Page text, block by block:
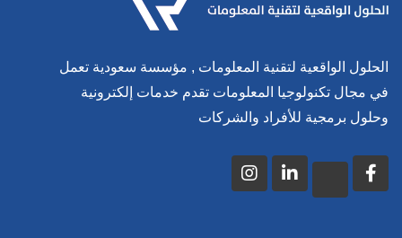
الحلول الواقعية لتقنية المعلومات , مؤسسة سعودية تعمل
في مجال تكنولوجيا المعلومات تقدم خدمات إلكترونية
وحلول برمجية للأفراد والشركات